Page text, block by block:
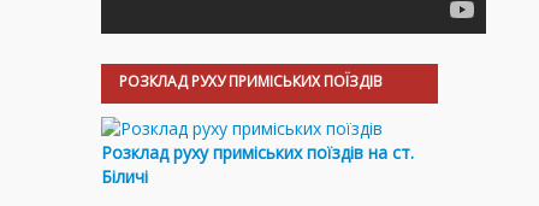
РОЗКЛАД РУХУ ПРИМІСЬКИХ ПОЇЗДІВ
Розклад руху приміських поїздів на ст.
Біличі